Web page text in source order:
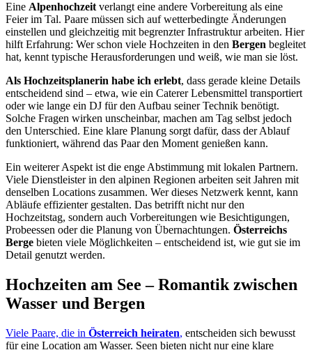
Eine Alpenhochzeit verlangt eine andere Vorbereitung als eine
Feier im Tal. Paare müssen sich auf wetterbedingte Änderungen
einstellen und gleichzeitig mit begrenzter Infrastruktur arbeiten. Hier
hilft Erfahrung: Wer schon viele Hochzeiten in den Bergen begleitet
hat, kennt typische Herausforderungen und weiß, wie man sie löst.
Als Hochzeitsplanerin habe ich erlebt, dass gerade kleine Details
entscheidend sind – etwa, wie ein Caterer Lebensmittel transportiert
oder wie lange ein DJ für den Aufbau seiner Technik benötigt.
Solche Fragen wirken unscheinbar, machen am Tag selbst jedoch
den Unterschied. Eine klare Planung sorgt dafür, dass der Ablauf
funktioniert, während das Paar den Moment genießen kann.
Ein weiterer Aspekt ist die enge Abstimmung mit lokalen Partnern.
Viele Dienstleister in den alpinen Regionen arbeiten seit Jahren mit
denselben Locations zusammen. Wer dieses Netzwerk kennt, kann
Abläufe effizienter gestalten. Das betrifft nicht nur den
Hochzeitstag, sondern auch Vorbereitungen wie Besichtigungen,
Probeessen oder die Planung von Übernachtungen. Österreichs
Berge bieten viele Möglichkeiten – entscheidend ist, wie gut sie im
Detail genutzt werden.
Hochzeiten am See – Romantik zwischen
Wasser und Bergen
Viele Paare, die in Österreich heiraten, entscheiden sich bewusst
für eine Location am Wasser. Seen bieten nicht nur eine klare